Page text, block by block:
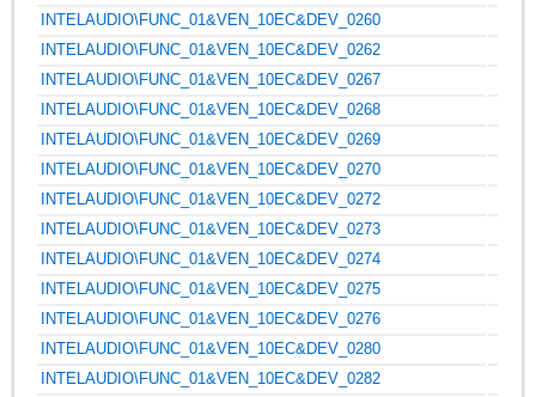
INTELAUDIO\FUNC_01&VEN_10EC&DEV_0260
INTELAUDIO\FUNC_01&VEN_10EC&DEV_0262
INTELAUDIO\FUNC_01&VEN_10EC&DEV_0267
INTELAUDIO\FUNC_01&VEN_10EC&DEV_0268
INTELAUDIO\FUNC_01&VEN_10EC&DEV_0269
INTELAUDIO\FUNC_01&VEN_10EC&DEV_0270
INTELAUDIO\FUNC_01&VEN_10EC&DEV_0272
INTELAUDIO\FUNC_01&VEN_10EC&DEV_0273
INTELAUDIO\FUNC_01&VEN_10EC&DEV_0274
INTELAUDIO\FUNC_01&VEN_10EC&DEV_0275
INTELAUDIO\FUNC_01&VEN_10EC&DEV_0276
INTELAUDIO\FUNC_01&VEN_10EC&DEV_0280
INTELAUDIO\FUNC_01&VEN_10EC&DEV_0282